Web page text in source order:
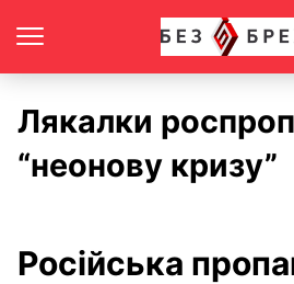
Лякалки
“неонову кризу”
Російська